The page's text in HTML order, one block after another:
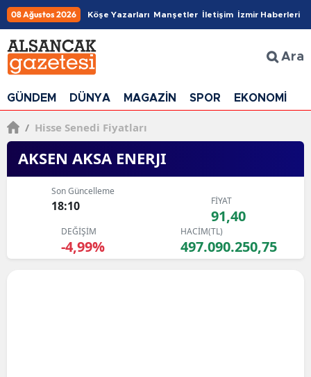
08 Ağustos 2026 Köşe Yazarları Manşetler İletişim İzmir Haberleri
Ara
GÜNDEM DÜNYA MAGAZİN SPOR EKONOMİ
/ Hisse Senedi Fiyatları
AKSEN AKSA ENERJI
Son Güncelleme
18:10 FİYAT
91,40
DEĞİŞİM
-4,99%
HACİM(TL)
497.090.250,75